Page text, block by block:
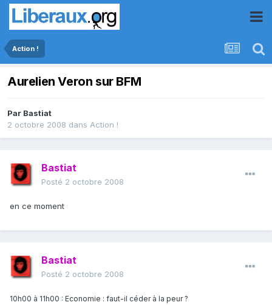
Action !
Aurelien Veron sur BFM
Par Bastiat
2 octobre 2008 dans Action !
Bastiat
Posté 2 octobre 2008
en ce moment
Bastiat
Posté 2 octobre 2008
10h00 à 11h00 : Economie : faut-il céder à la peur ?